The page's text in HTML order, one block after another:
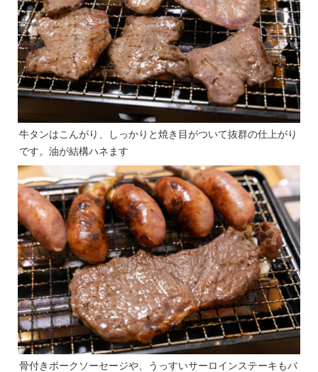
牛タンはこんがり、しっかりと焼き目がついて抜群の仕上がり
です。油が結構ハネます
骨付きポークソーセージや、うっすいサーロインステーキもバ